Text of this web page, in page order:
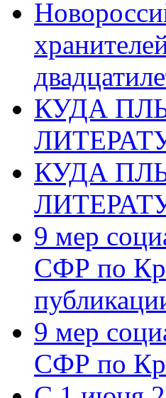
КУДА
КУДА
9 мер
СФР по
9 мер
СФР по